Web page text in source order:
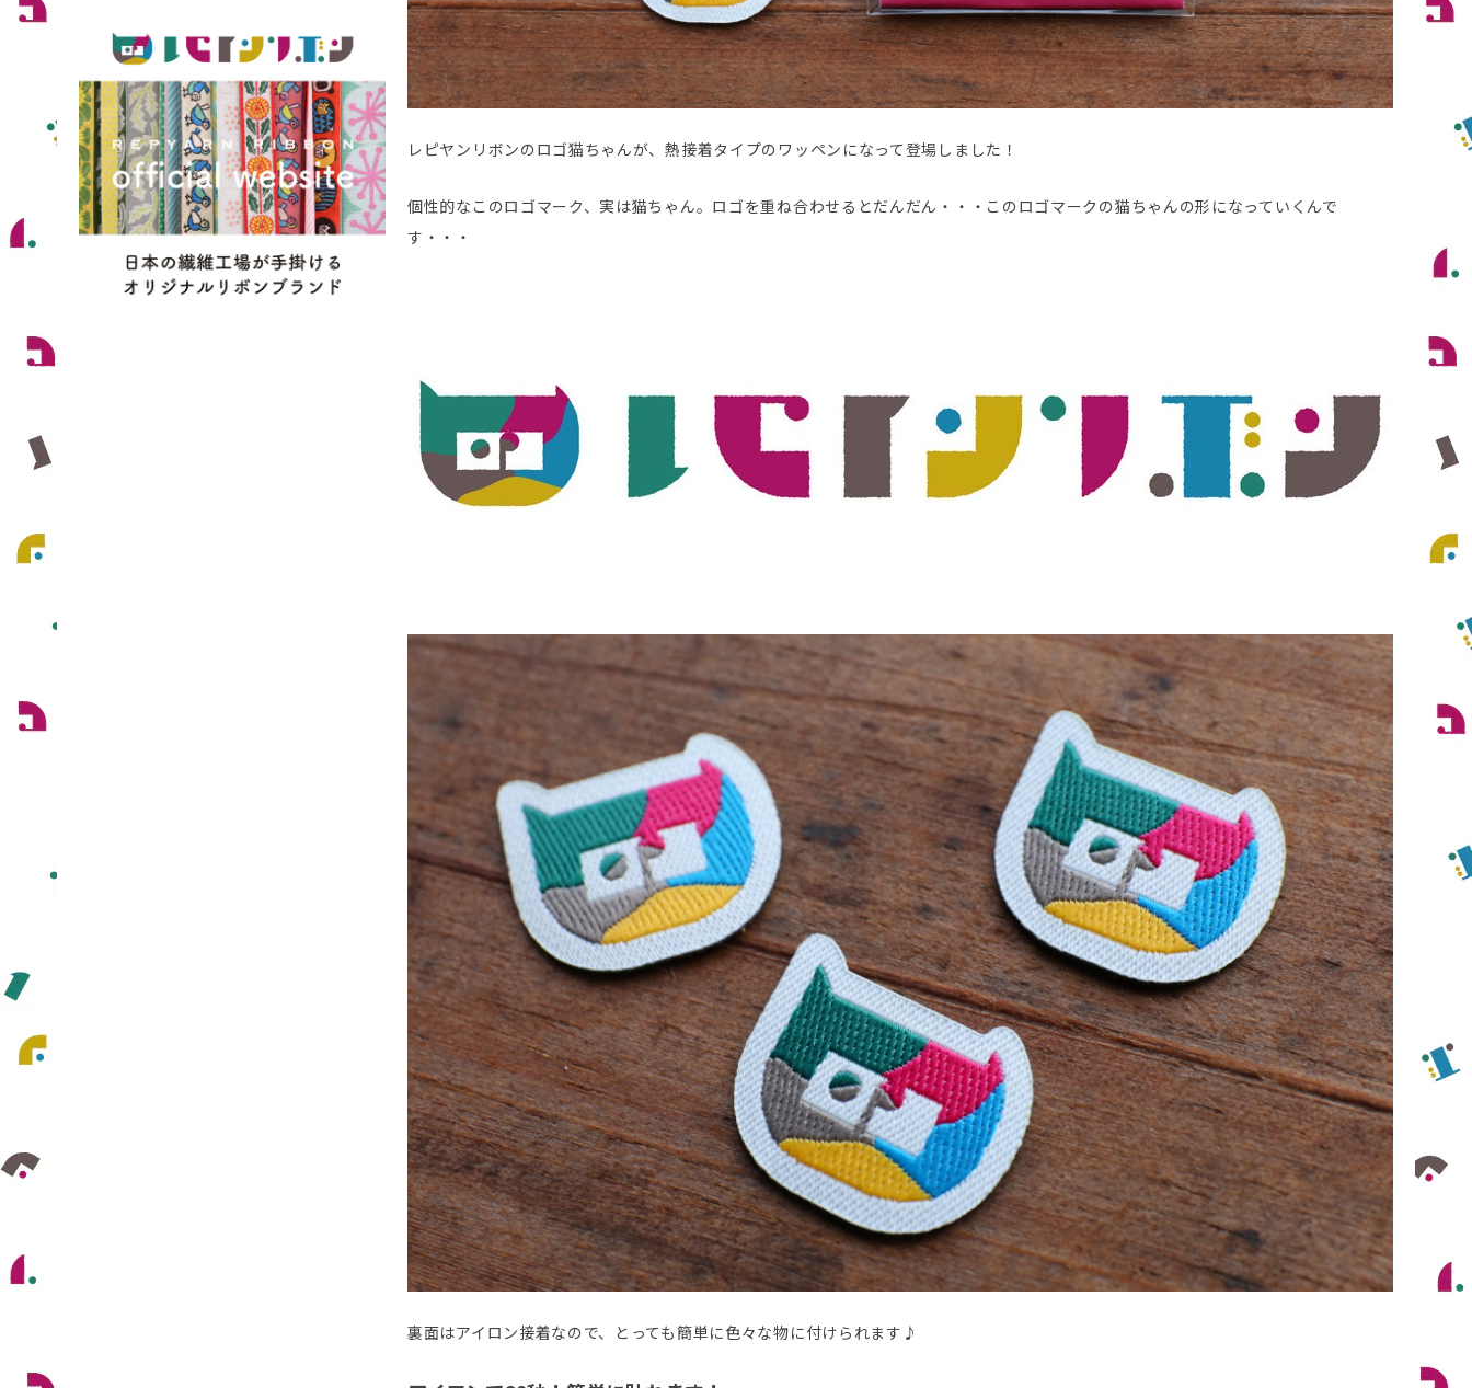
レピヤンリボンのロゴ猫ちゃんが、熱接着タイプのワッペンになって登場しました！
個性的なこのロゴマーク、実は猫ちゃん。ロゴを重ね合わせるとだんだん・・・このロゴマークの猫ちゃんの形になっていくんで
す・・・
裏面はアイロン接着なので、とっても簡単に色々な物に付けられます♪